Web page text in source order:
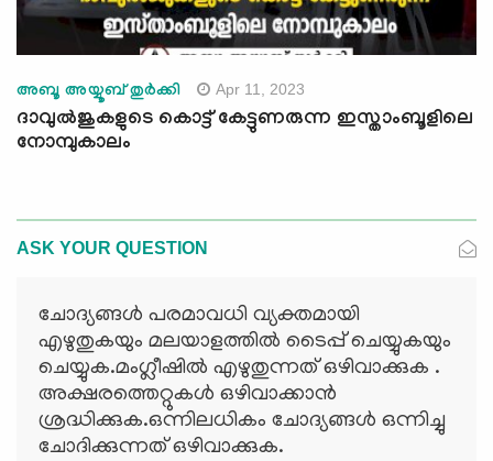
അബൂ അയ്യൂബ് തുർക്കി Apr 11, 2023
ദാവുല്‍ജുകളുടെ കൊട്ട് കേട്ടുണരുന്ന ഇസ്താംബൂളിലെ
നോമ്പുകാലം
ASK YOUR QUESTION
ചോദ്യങ്ങള്‍ പരമാവധി വ്യക്തമായി
എഴുതുകയും മലയാളത്തില്‍ ടൈപ്പ് ചെയ്യുകയും
ചെയ്യുക.മംഗ്ലീഷില്‍ എഴുതുന്നത് ഒഴിവാക്കുക .
അക്ഷരത്തെറ്റുകള്‍ ഒഴിവാക്കാന്‍
ശ്രദ്ധിക്കുക.ഒന്നിലധികം ചോദ്യങ്ങള്‍ ഒന്നിച്ചു
ചോദിക്കുന്നത് ഒഴിവാക്കുക.